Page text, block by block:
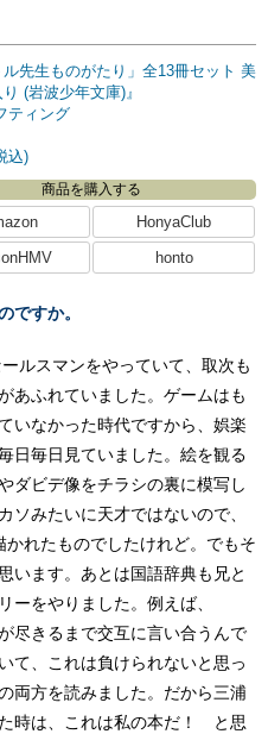
ル先生ものがたり」全13冊セット 美
(岩波少年文庫)』
ティング
込)
商品を購入する
HonyaClub
honto
すか。
ルスマンをやっていて、取次も
あふれていました。ゲームはも
いなかった時代ですから、娯楽
日毎日見ていました。絵を観る
ダビデ像をチラシの裏に模写し
ソみたいに天才ではないので、
れたものでしたけれど。でもそ
います。あとは国語辞典も兄と
ーをやりました。例えば、
尽きるまで交互に言い合うんで
て、これは負けられないと思っ
両方を読みました。だから三浦
時は、これは私の本だ！ と思